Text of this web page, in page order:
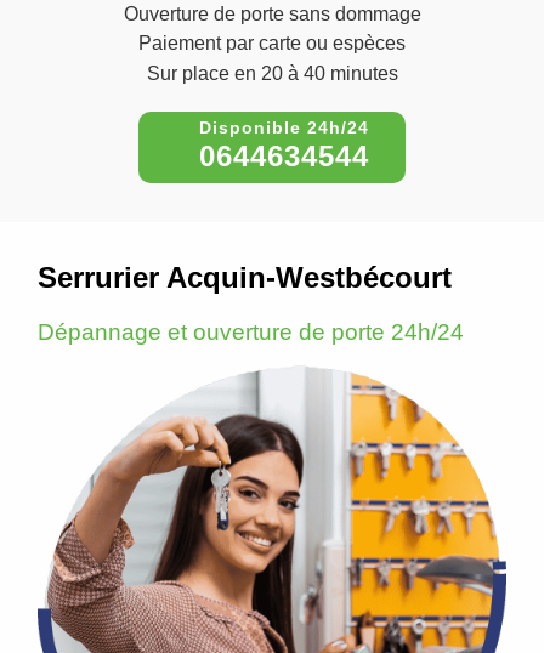
Ouverture de porte sans dommage
Paiement par carte ou espèces
Sur place en 20 à 40 minutes
0644634544
Serrurier Acquin-Westbécourt
Dépannage et ouverture de porte 24h/24